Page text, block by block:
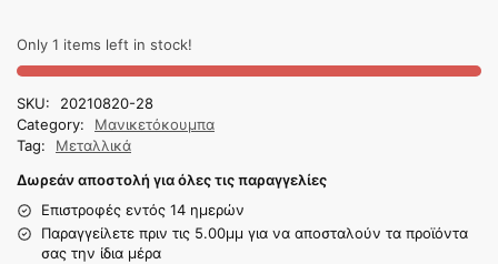
Only 1 items left in stock!
SKU:
20210820-28
Category:
Μανικετόκουμπα
Tag:
Μεταλλικά
Δωρεάν αποστολή για όλες τις παραγγελίες
Επιστροφές εντός 14 ημερών
Παραγγείλετε πριν τις 5.00μμ για να αποσταλούν τα προϊόντα
σας την ίδια μέρα